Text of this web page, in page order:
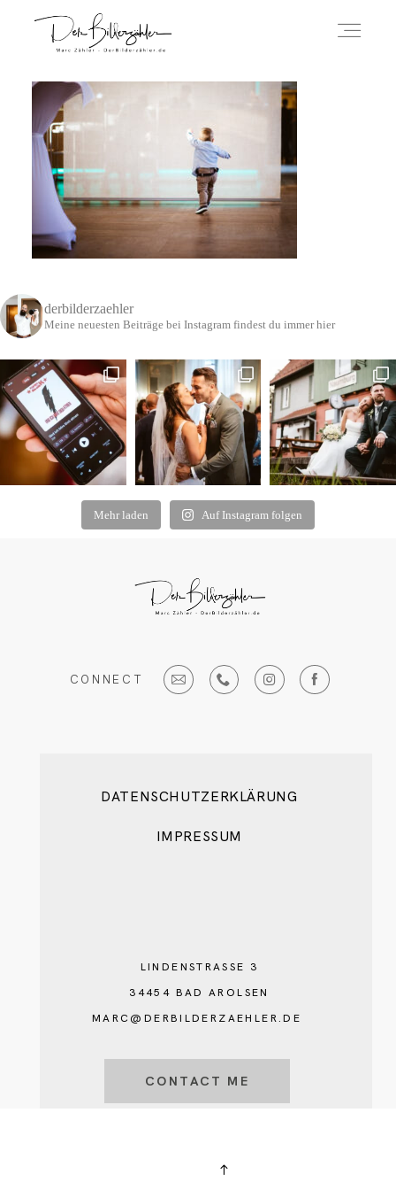
derbilderzaehler
Meine neuesten Beiträge bei Instagram findest du immer hier
Mehr laden Auf Instagram folgen
LINDENSTRASSE 3
DATENSCHUTZERKLÄRUNG
IMPRESSUM
34454 BAD AROLSEN
MARC@DERBILDERZAEHLER.DE
CONNECT
CONTACT ME
HOCHZEITSREPORTAGEN
IMPRESSUM
DATENSCHUTZERKLÄRUNG